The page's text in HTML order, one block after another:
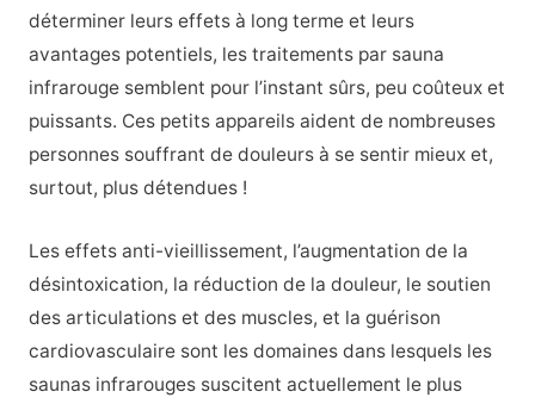
déterminer leurs effets à long terme et leurs
avantages potentiels, les traitements par sauna
infrarouge semblent pour l’instant sûrs, peu coûteux et
puissants. Ces petits appareils aident de nombreuses
personnes souffrant de douleurs à se sentir mieux et,
surtout, plus détendues !
Les effets anti-vieillissement, l’augmentation de la
désintoxication, la réduction de la douleur, le soutien
des articulations et des muscles, et la guérison
cardiovasculaire sont les domaines dans lesquels les
saunas infrarouges suscitent actuellement le plus